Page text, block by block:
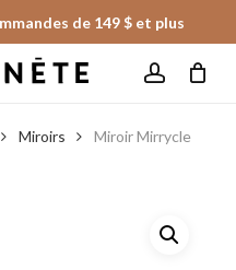
de 149 $ et plus
Fermer
le
panier
Miroirs
Miroir Mirrycle